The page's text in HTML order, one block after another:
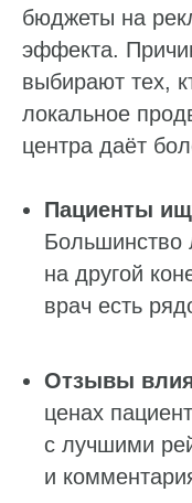
бюджеты на
эффекта.
выбирают тех,
локальное
центра даёт
Пациенты
Большинство
на другой
врач есть
Отзывы
ценах
с лучшими
и